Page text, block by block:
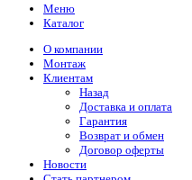
Меню
Каталог
О компании
Монтаж
Клиентам
Назад
Доставка и оплата
Гарантия
Возврат и обмен
Договор оферты
Новости